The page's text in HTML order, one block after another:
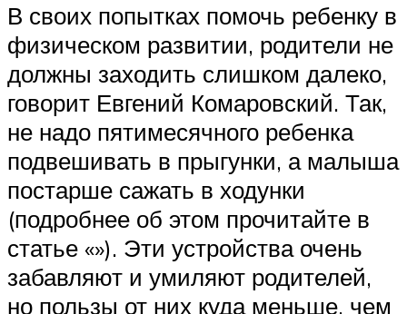
В своих попытках помочь ребенку в
физическом развитии, родители не
должны заходить слишком далеко,
говорит Евгений Комаровский. Так,
не надо пятимесячного ребенка
подвешивать в прыгунки, а малыша
постарше сажать в ходунки
(подробнее об этом прочитайте в
статье «»). Эти устройства очень
забавляют и умиляют родителей,
но пользы от них куда меньше, чем